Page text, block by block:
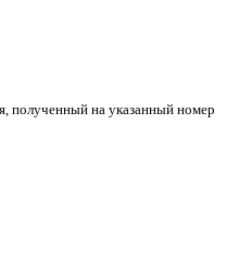
полученный на указанный номер